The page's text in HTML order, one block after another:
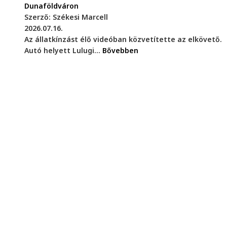
Dunaföldváron
Szerző: Székesi Marcell
2026.07.16.
Az állatkínzást élő videóban közvetítette az elkövető.
Autó helyett Lulugi... Bővebben